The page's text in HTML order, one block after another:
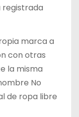
registrada
marca a
con otras
la misma
No
de ropa libre